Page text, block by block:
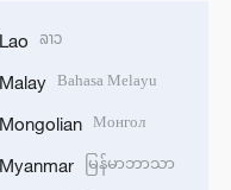
Lao ລາວ
Malay Bahasa Melayu
Mongolian Монгол
Myanmar မြန်မာဘာသာ